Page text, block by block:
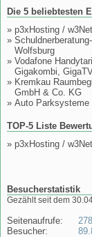
Die 5 beliebtesten
» p3xHosting /
» Schuldnerberatung-
Wolfsburg
» Vodafone
Gigakombi,
» Kremkau
GmbH & Co. KG
» Auto Parksysteme
TOP-5 Liste
» p3xHosting /
Besucherstatistik
Gezählt seit dem
Seitenaufrufe:
Besucher: